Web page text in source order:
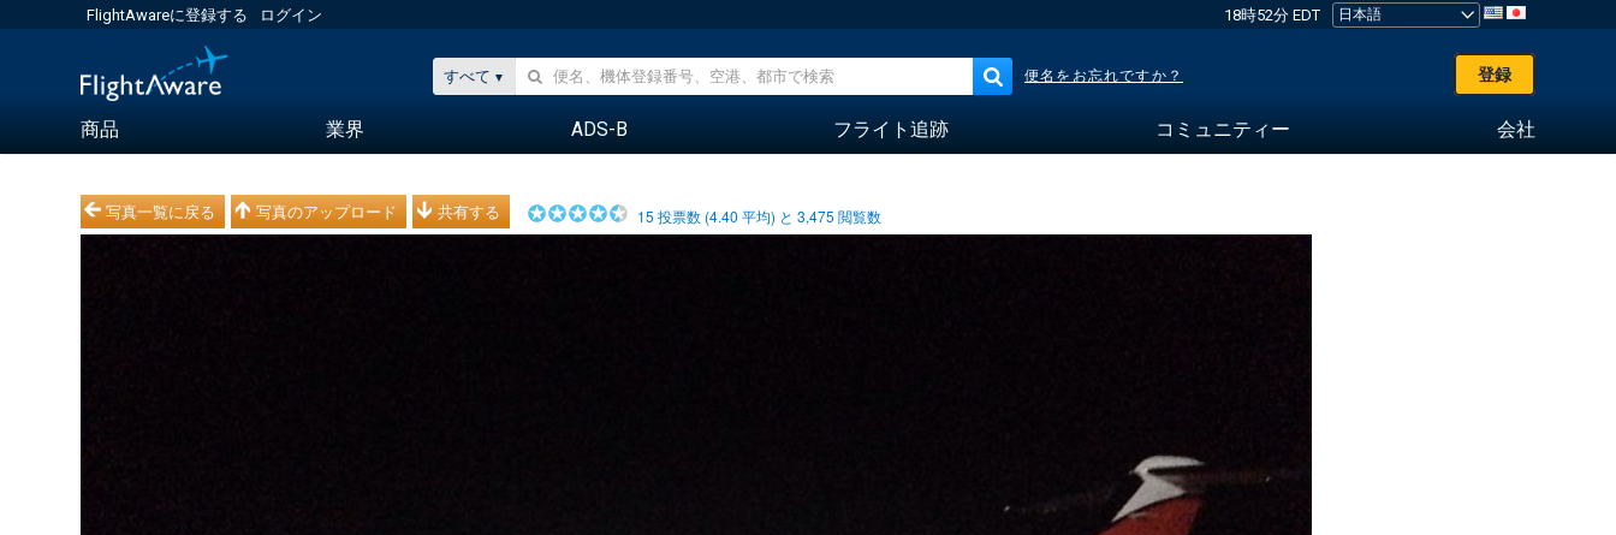
FlightAwareに登録する ログイン 18時52分 EDT
すべて 便名をお忘れですか？ 登録
商品 業界 ADS-B フライト追跡 コミュニティー 会社
写真一覧に戻る 写真のアップロード 共有する 15 投票数 (4.40 平均) と3,475 閲覧数